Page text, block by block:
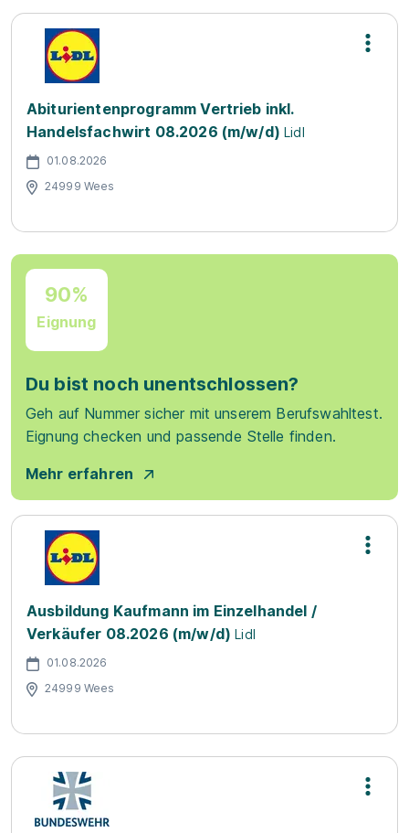
Abiturientenprogramm Vertrieb inkl.
Handelsfachwirt 08.2026 (m/w/d) Lidl
01.08.2026
24999 Wees
90%
Eignung
Du bist noch unentschlossen?
Geh auf Nummer sicher mit unserem Berufswahltest.
Eignung checken und passende Stelle finden.
Mehr erfahren
Ausbildung Kaufmann im Einzelhandel /
Verkäufer 08.2026 (m/w/d) Lidl
01.08.2026
24999 Wees